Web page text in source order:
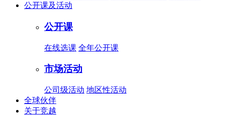
公开课及活动
公开课
在线选课 全年公开课
市场活动
公司级活动 地区性活动
全球伙伴
关于竞越